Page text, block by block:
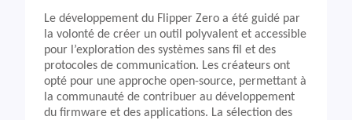
Le développement du Flipper Zero a été guidé par
la volonté de créer un outil polyvalent et accessible
pour l’exploration des systèmes sans fil et des
protocoles de communication. Les créateurs ont
opté pour une approche open-source, permettant à
la communauté de contribuer au développement
du firmware et des applications. La sélection des